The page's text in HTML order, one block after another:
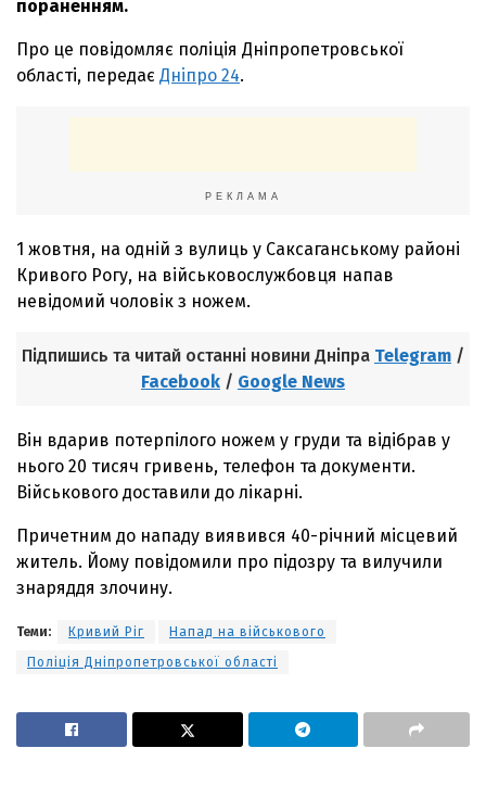
пораненням.
Про це повідомляє поліція Дніпропетровської
області, передає Дніпро 24.
РЕКЛАМА
1 жовтня, на одній з вулиць у Саксаганському районі
Кривого Рогу, на військовослужбовця напав
невідомий чоловік з ножем.
Підпишись та читай останні новини Дніпра Telegram /
Facebook / Google News
Він вдарив потерпілого ножем у груди та відібрав у
нього 20 тисяч гривень, телефон та документи.
Військового доставили до лікарні.
Причетним до нападу виявився 40-річний місцевий
житель. Йому повідомили про підозру та вилучили
знаряддя злочину.
Теми: Кривий Ріг
Напад на військового
Поліція Дніпропетровської області